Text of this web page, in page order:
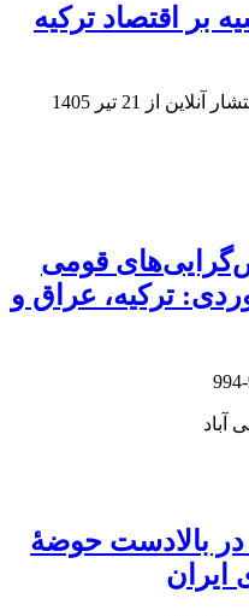
بر اقتصاد ترکیه
آنلاین از 21 تیر 1405
قومی
ترکیه، عراق و
آباد
در بالادست حوضۀ
ایران